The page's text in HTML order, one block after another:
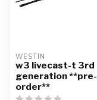
WESTIN
w3 livecast-t 3rd
generation **pre-
order**